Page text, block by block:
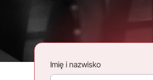
Imię i nazwisko